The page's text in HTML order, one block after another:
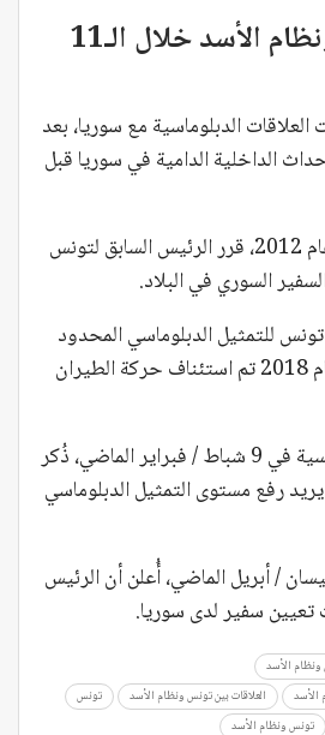
علاقات تونس ونظام الأسد خلال الـ11
الدبلوماسية مع سوريا، بعد
الداخلية الدامية في سوريا قبل
الجدير بالذكر، أنه في عام 2012، قرر الرئيس السابق لتونس
السوري في البلاد.
عادت تونس للتمثيل الدبلوماسي المحدود
مع سوريا، وفي نهاية عام 2018 تم استئناف حركة الطيران
وفي بيان للرئاسة التونسية في 9 شباط / فبراير الماضي، ذُكر
رفع مستوى التمثيل الدبلوماسي
بيان صادر في 4 نيسان / أبريل الماضي، أُعلن أن الرئيس
تعيين سفير لدى سوريا.
ونظام الأسد
الأسد
العلاقات بين تونس ونظام الأسد
تونس
تونس ونظام الأسد